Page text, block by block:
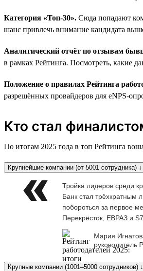
Категория «Топ-30». Сюда попадают
шанс привлечь внимание кандидата
Аналитический отчёт по отзывам
в рамках Рейтинга. Посмотреть, какие
Положение о правилах Рейтинга
разрешённых провайдеров для eNPS-
Кто стал
По итогам 2025 года в топ Рейтинга
Крупнейшие компании (от 5001 сотрудника) ↓
Тройка лидеров среди
Банк стал трёхкратным
побороться за первое
Перекрёсток, ЕВРАЗ и
Мария
руководитель
Крупные компании (1001–5000 сотрудников) ↓